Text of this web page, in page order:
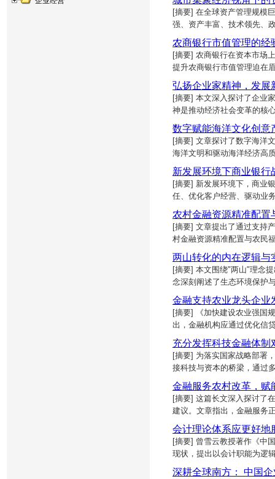
[摘要] 在全球资产管理规模
强、资产丰富、技术领先、
农商银行市值管理的经
[摘要] 农商银行在资本市场
提升农商银行市值管理迫在
弘扬企业家精神，发展
[摘要] 本文深入探讨了企业
神是推动经济社会变革的核
数字赋能海洋文化创意
[摘要] 文章探讨了数字海洋
海洋文明和驱动海洋经济高
新发展环境下商业银行
[摘要] 新发展环境下，商业
任、优化客户经营、驱动业
农村金融资源精准配置
[摘要] 文章提出了通过支持
村金融资源精准配置与农民
两山转化的内在逻辑与
[摘要] 本文围绕"两山"理念
念深刻阐述了生态环境保护
金融支持农业龙头企业
[摘要] 《加快建设农业强国
出，金融机构应通过优化信
充分发挥科技金融体制
[摘要] 为落实国家战略部署
接科技与资本的桥梁，通过
金融服务农村改革，赋
[摘要] 这篇长文深入探讨了
建议。文章指出，金融服务
会计理论体系应更好地
[摘要] 曾雪云教授著作《中
现状，提出以会计职能为逻
深耕全球南方： 中国